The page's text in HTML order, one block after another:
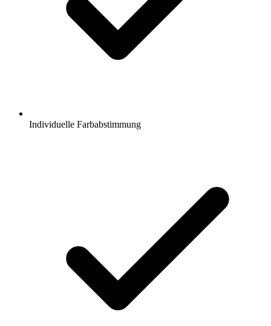
Individuelle Farbabstimmung